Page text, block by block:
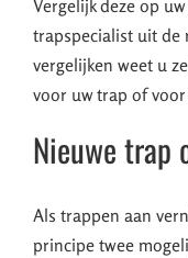
Vergelijk deze op
trapspecialist uit de
vergelijken weet u
voor uw trap of
Nieuwe trap
Als trappen aan
principe twee